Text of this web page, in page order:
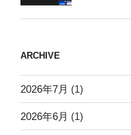
ARCHIVE
2026年7月 (1)
2026年6月 (1)